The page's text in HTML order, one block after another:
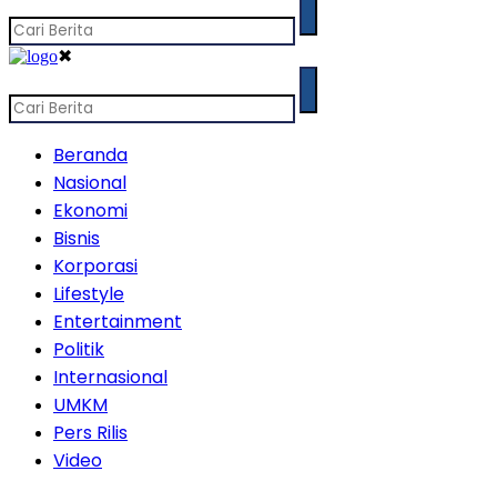
✖
Beranda
Nasional
Ekonomi
Bisnis
Korporasi
Lifestyle
Entertainment
Politik
Internasional
UMKM
Pers Rilis
Video